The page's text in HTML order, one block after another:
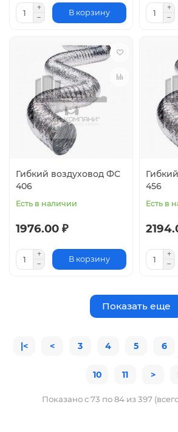
В корзину
Гибкий воздуховод ФС
406
Есть в наличии
1976.00 ₽
В корзину
456
Есть в
Показать еще
|< < 3 4 5 6
10 11 >
Показано с 73 по 84 из 397